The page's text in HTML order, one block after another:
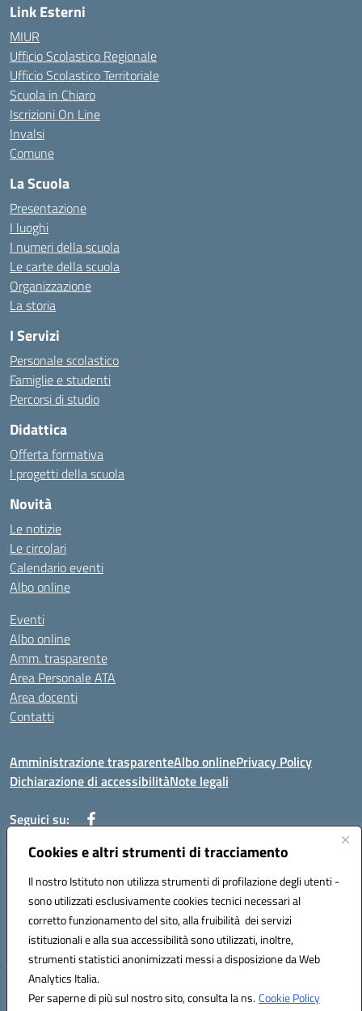
Cookies e altri strumenti di tracciamento
Il nostro Istituto non utilizza strumenti di profilazione degli utenti -
sono utilizzati esclusivamente cookies tecnici necessari al
corretto funzionamento del sito, alla fruibilità dei servizi
istituzionali e alla sua accessibilità sono utilizzati, inoltre,
strumenti statistici anonimizzati messi a disposizione da Web
Analytics Italia.
Per saperne di più sul nostro sito, consulta la ns.Cookie Policy
Link Esterni
MIUR
Ufficio Scolastico Regionale
Ufficio Scolastico Territoriale
Scuola in Chiaro
Iscrizioni On Line
Invalsi
Comune
La Scuola
Presentazione
I luoghi
I numeri della scuola
Le carte della scuola
Organizzazione
La storia
I Servizi
Personale scolastico
Famiglie e studenti
Percorsi di studio
Didattica
Offerta formativa
I progetti della scuola
Novità
Le notizie
Le circolari
Calendario eventi
Albo online
Eventi
Albo online
Amm. trasparente
Area Personale ATA
Area docenti
Contatti
Amministrazione trasparenteAlbo onlinePrivacy Policy
Dichiarazione di accessibilitàNote legali
Seguici su:
Indirizzo: VIA BRECCIAME, 46 - 81024 MADDALONI (CE)
Mail: CEIC8AU001@istruzione.it - Pec: CEIC8AU001@pec.istruzione.it -
Telefono: 0823408721
Meccanografico: CEIC8AU001
Codice fiscale: 93086080616
Hosting & Powered by 3D Solution S.r.l.